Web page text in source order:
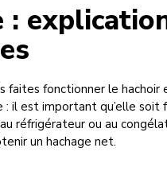
:
faites fonctionner le
: il est important qu’elle soit
réfrigérateur ou au
un hachage net.